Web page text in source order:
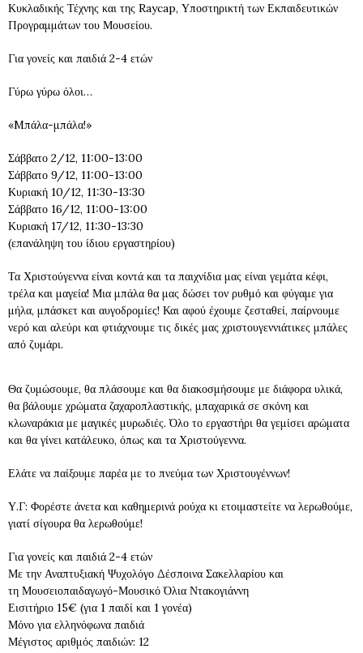
Κυκλαδικής Τέχνης και της Raycap, Υποστηρικτή των Εκπαιδευτικών
Προγραμμάτων του Μουσείου.
Για γονείς και παιδιά 2-4 ετών
Γύρω γύρω όλοι…
«Mπάλα-μπάλα!»
Σάββατο 2/12, 11:00-13:00
Σάββατο 9/12, 11:00-13:00
Κυριακή 10/12, 11:30-13:30
Σάββατο 16/12, 11:00-13:00
Κυριακή 17/12, 11:30-13:30
(επανάληψη του ίδιου εργαστηρίου)
Τα Χριστούγεννα είναι κοντά και τα παιχνίδια μας είναι γεμάτα κέφι,
τρέλα και μαγεία! Μια μπάλα θα μας δώσει τον ρυθμό και φύγαμε για
μήλα, μπάσκετ και αυγοδρομίες! Και αφού έχουμε ζεσταθεί, παίρνουμε
νερό και αλεύρι και φτιάχνουμε τις δικές μας χριστουγεννιάτικες μπάλες
από ζυμάρι.
Θα ζυμώσουμε, θα πλάσουμε και θα διακοσμήσουμε με διάφορα υλικά,
θα βάλουμε χρώματα ζαχαροπλαστικής, μπαχαρικά σε σκόνη και
κλωναράκια με μαγικές μυρωδιές. Όλο το εργαστήρι θα γεμίσει αρώματα
και θα γίνει κατάλευκο, όπως και τα Χριστούγεννα.
Ελάτε να παίξουμε παρέα με το πνεύμα των Χριστουγέννων!
Υ.Γ: Φορέστε άνετα και καθημερινά ρούχα κι ετοιμαστείτε να λερωθούμε,
γιατί σίγουρα θα λερωθούμε!
Για γονείς και παιδιά 2-4 ετών
Με την Αναπτυξιακή Ψυχολόγο Δέσποινα Σακελλαρίου και
τη Μουσειοπαιδαγωγό-Μουσικό Όλια Ντακογιάννη
Εισιτήριο 15€ (για 1 παιδί και 1 γονέα)
Μόνο για ελληνόφωνα παιδιά
Μέγιστος αριθμός παιδιών: 12